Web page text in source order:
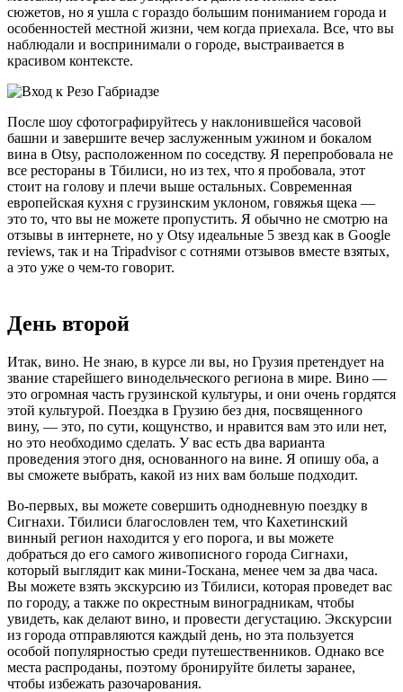
сюжетов, но я ушла с гораздо большим пониманием города и
особенностей местной жизни, чем когда приехала. Все, что вы
наблюдали и воспринимали о городе, выстраивается в
красивом контексте.
После шоу сфотографируйтесь у наклонившейся часовой
башни и завершите вечер заслуженным ужином и бокалом
вина в Otsy, расположенном по соседству. Я перепробовала не
все рестораны в Тбилиси, но из тех, что я пробовала, этот
стоит на голову и плечи выше остальных. Современная
европейская кухня с грузинским уклоном, говяжья щека —
это то, что вы не можете пропустить. Я обычно не смотрю на
отзывы в интернете, но у Otsy идеальные 5 звезд как в Google
reviews, так и на Tripadvisor с сотнями отзывов вместе взятых,
а это уже о чем-то говорит.
День второй
Итак, вино. Не знаю, в курсе ли вы, но Грузия претендует на
звание старейшего винодельческого региона в мире. Вино —
это огромная часть грузинской культуры, и они очень гордятся
этой культурой. Поездка в Грузию без дня, посвященного
вину, — это, по сути, кощунство, и нравится вам это или нет,
но это необходимо сделать. У вас есть два варианта
проведения этого дня, основанного на вине. Я опишу оба, а
вы сможете выбрать, какой из них вам больше подходит.
Во-первых, вы можете совершить однодневную поездку в
Сигнахи. Тбилиси благословлен тем, что Кахетинский
винный регион находится у его порога, и вы можете
добраться до его самого живописного города Сигнахи,
который выглядит как мини-Тоскана, менее чем за два часа.
Вы можете взять экскурсию из Тбилиси, которая проведет вас
по городу, а также по окрестным виноградникам, чтобы
увидеть, как делают вино, и провести дегустацию. Экскурсии
из города отправляются каждый день, но эта пользуется
особой популярностью среди путешественников. Однако все
места распроданы, поэтому бронируйте билеты заранее,
чтобы избежать разочарования.